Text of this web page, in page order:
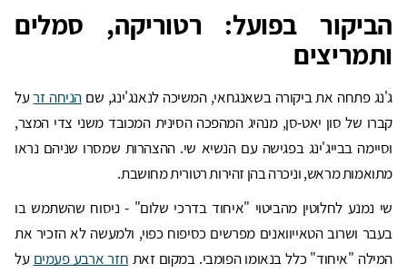
הביקור בפועל: רטוריקה, סמלים
ותמריצים
ג'נג פתחה את ביקורה בשאנגחאי, המשיכה לנאנג'ינג, שםהניחה זרעל
קברו של סון יאט-סן, מנהיג המהפכה הסינית המכובד משני צדי המצר,
וסיימה בבייג'ינג בפגישה עם הנשיא שי. ההצהרות שמסרו שניהם נראו
מתואמות מראש, וניכרה בהן זהירות רטורית מחושבת.
שי נמנע לחלוטין מהביטוי "איחוד בדרכי שלום" - ניסוח שהשתמש בו
בעבר ושרוב הטאייוואנים מפרשים כסיפוח כפוי, ולמעשה לא הזכיר את
המילה "איחוד" כלל בנאומו הפומבי. במקום זאת חזר ארבע פעמים על